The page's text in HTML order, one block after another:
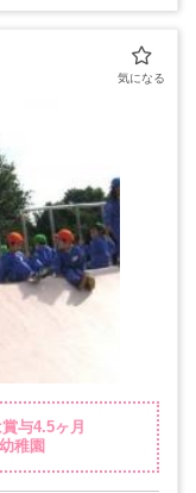
与4.5ヶ月
稚園